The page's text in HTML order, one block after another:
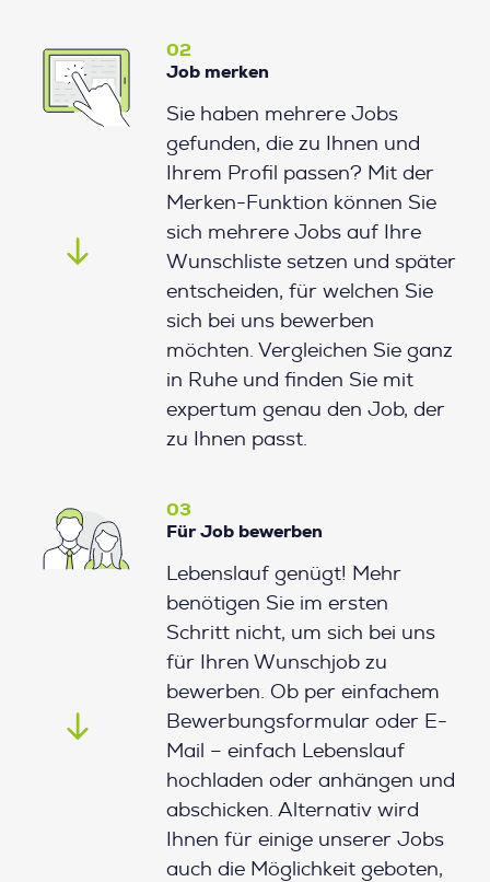
02
Job merken
Sie haben mehrere Jobs
gefunden, die zu Ihnen und
Ihrem Profil passen? Mit der
Merken-Funktion können Sie
sich mehrere Jobs auf Ihre
Wunschliste setzen und später
entscheiden, für welchen Sie
sich bei uns bewerben
möchten. Vergleichen Sie ganz
in Ruhe und finden Sie mit
expertum genau den Job, der
zu Ihnen passt.
03
Für Job bewerben
Lebenslauf genügt! Mehr
benötigen Sie im ersten
Schritt nicht, um sich bei uns
für Ihren Wunschjob zu
bewerben. Ob per einfachem
Bewerbungsformular oder E-
Mail – einfach Lebenslauf
hochladen oder anhängen und
abschicken. Alternativ wird
Ihnen für einige unserer Jobs
auch die Möglichkeit geboten,